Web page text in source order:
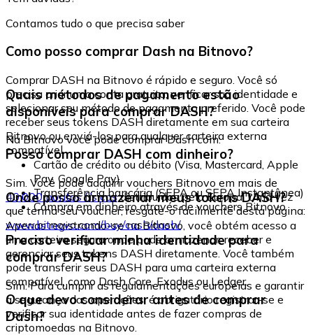
Contamos tudo o que precisa saber
Como posso comprar Dash na Bitnovo?
Comprar DASH na Bitnovo é rápido e seguro. Você só
precisa criar uma conta gratuita, verificar sua identidade e
selecionar seu método de pagamento preferido. Você pode
receber seus tokens DASH diretamente em sua carteira
Bitnovo ou enviá-los para qualquer carteira externa
compatível.
Quais métodos de pagamento estão
disponíveis para comprar DASH?
Na Bitnovo você pode comprar Dash com:
Cartão de crédito ou débito (Visa, Mastercard, Apple
Pay, Google Pay)
Transferência bancária (SEPA ou SEPA Instantânea)
Compra em dinheiro através de vouchers Bitnovo
Posso comprar DASH com dinheiro?
Sim. Você pode adquirir vouchers Bitnovo em mais de
40.000 pontos físicosdistribuídos pela Europa. Uma vez
que tenha seu voucher, resgate-o facilmente desta página:
www.bitnovo.com/buy/cash/dash/
Onde posso armazenar meus tokens DASH?
Apenas registrando-se na Bitnovo, você obtém acesso a
uma carteira segura onde pode armazenar, receber e
gerenciar seus tokens DASH diretamente. Você também
pode transferir seus DASH para uma carteira externa
compatível, como Dash Core, Exodus ou Ledger.
Preciso verificar minha identidade para
comprar DASH?
Sim. Para cumprir as regulamentações europeias e garantir
a segurança das operações, é obrigatório registrar-se e
verificar sua identidade antes de fazer compras de
criptomoedas na Bitnovo.
O que devo considerar antes de comprar
Dash?